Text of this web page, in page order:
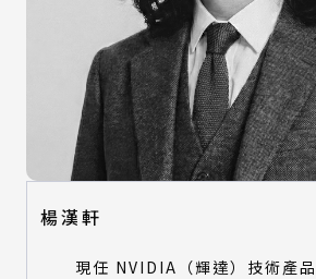
楊漢軒
現任 NVIDIA（輝達）技術產